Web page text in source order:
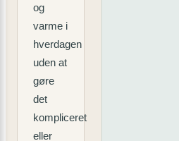
og
varme i
hverdagen
uden at
gøre
det
kompliceret
eller